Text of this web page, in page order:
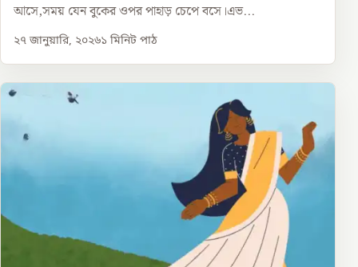
আসে,সময় যেন বুকের ওপর পাহাড় চেপে বসে।এভ...
২৭ জানুয়ারি, ২০২৬১ মিনিট পাঠ